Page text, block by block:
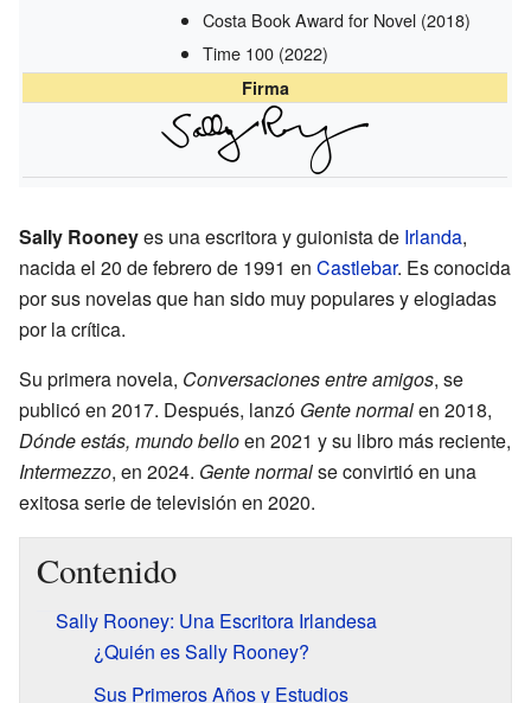
Costa Book Award for Novel (2018)
Time 100 (2022)
Firma
Sally Rooneyes una escritora y guionista de Irlanda,
nacida el 20 de febrero de 1991 en Castlebar. Es conocida
por sus novelas que han sido muy populares y elogiadas
por la crítica.
Su primera novela, Conversaciones entre amigos, se
publicó en 2017. Después, lanzó Gente normalen 2018,
Dónde estás, mundo belloen 2021 y su libro más reciente,
Intermezzo, en 2024. Gente normalse convirtió en una
exitosa serie de televisión en 2020.
Contenido
Sally Rooney: Una Escritora Irlandesa
¿Quién es Sally Rooney?
Sus Primeros Años y Estudios